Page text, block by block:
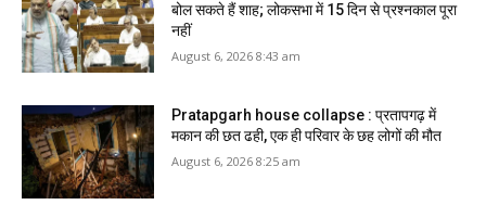
बोल सकते हैं शाह; लोकसभा में 15 दिन से प्रश्नकाल पूरा
नहीं
August 6, 2026 8:43 am
Pratapgarh house collapse : प्रतापगढ़ में
मकान की छत ढही, एक ही परिवार के छह लोगों की मौत
August 6, 2026 8:25 am